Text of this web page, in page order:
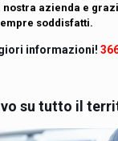
azienda e
soddisfatti.
informazioni!
su tutto il